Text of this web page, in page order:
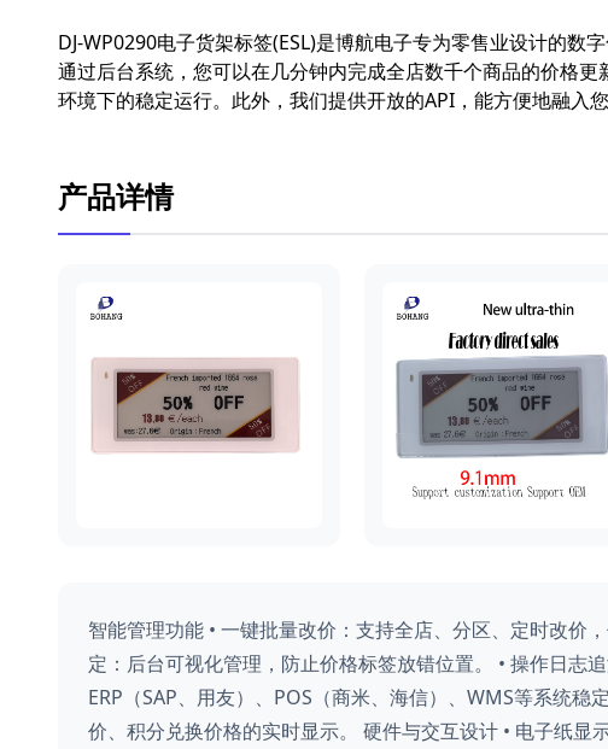
DJ-WP0290电子货架标签(ESL)是博航电子专为零售业设计的数
通过后台系统，您可以在几分钟内完成全店数千个商品的价格
环境下的稳定运行。此外，我们提供开放的API，能方便地融入
产品详情
智能管理功能 • 一键批量改价：支持全店、分区、定时改价
定：后台可视化管理，防止价格标签放错位置。 • 操作日志
ERP（SAP、用友）、POS（商米、海信）、WMS等系统
价、积分兑换价格的实时显示。 硬件与交互设计 • 电子纸